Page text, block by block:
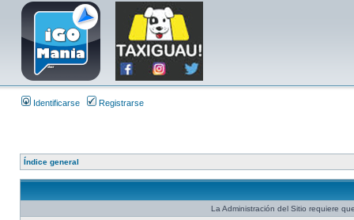
Identificarse Registrarse
Índice general
La Administración del Sitio requiere